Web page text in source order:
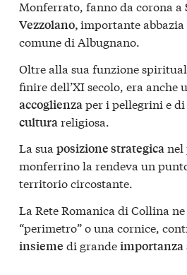
Monferrato, fanno da corona a
Vezzolano,importante
comune di Albugnano.
Oltre alla sua funzione
finire dell’XI secolo, era anche
accoglienza per i pellegrini e di
cultura religiosa.
La sua posizione strategicanel
monferrino la rendeva un
territorio circostante.
La Rete Romanica di Collina
“perimetro” o una cornice,
insieme di grandeimportanza